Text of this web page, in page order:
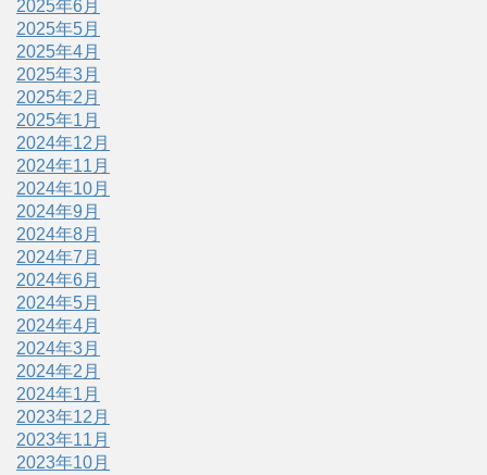
2025年6月
2025年5月
2025年4月
2025年3月
2025年2月
2025年1月
2024年12月
2024年11月
2024年10月
2024年9月
2024年8月
2024年7月
2024年6月
2024年5月
2024年4月
2024年3月
2024年2月
2024年1月
2023年12月
2023年11月
2023年10月